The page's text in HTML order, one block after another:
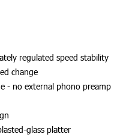
regulated speed stability
change
- no external phono preamp
glass platter